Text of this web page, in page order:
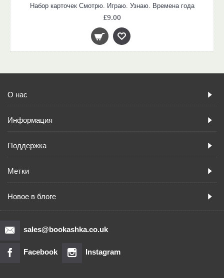
Набор карточек Смотрю. Играю. Узнаю. Времена года
£9.00
О нас
Информация
Поддержка
Метки
Новое в блоге
sales@bookashka.co.uk
Facebook Instagram